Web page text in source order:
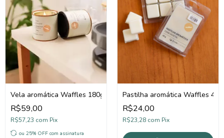
Vela aromática Waffles 180g
R$59,00
R$57,23 com Pix
ou 25% OFFcom assinatura
Pastilha aromática Waffles 40g
R$24,00
R$23,28 com Pix